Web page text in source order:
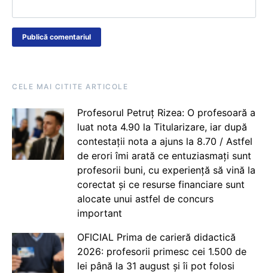
CELE MAI CITITE ARTICOLE
Profesorul Petruț Rizea: O profesoară a
luat nota 4.90 la Titularizare, iar după
contestații nota a ajuns la 8.70 / Astfel
de erori îmi arată ce entuziasmați sunt
profesorii buni, cu experiență să vină la
corectat și ce resurse financiare sunt
alocate unui astfel de concurs
important
OFICIAL Prima de carieră didactică
2026: profesorii primesc cei 1.500 de
lei până la 31 august și îi pot folosi